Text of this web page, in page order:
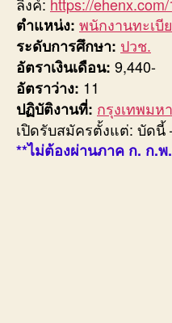
ตำแหน่ง: พนักงานทะเบี
ระดับการศึกษา: ปวช.
อัตราเงินเดือน: 9,440-
อัตราว่าง: 11
ปฏิบัติงานที่: กรุงเทพมห
เปิดรับสมัครตั้งแต่: บัดนี้
**ไม่ต้องผ่านภาค ก. ก.พ